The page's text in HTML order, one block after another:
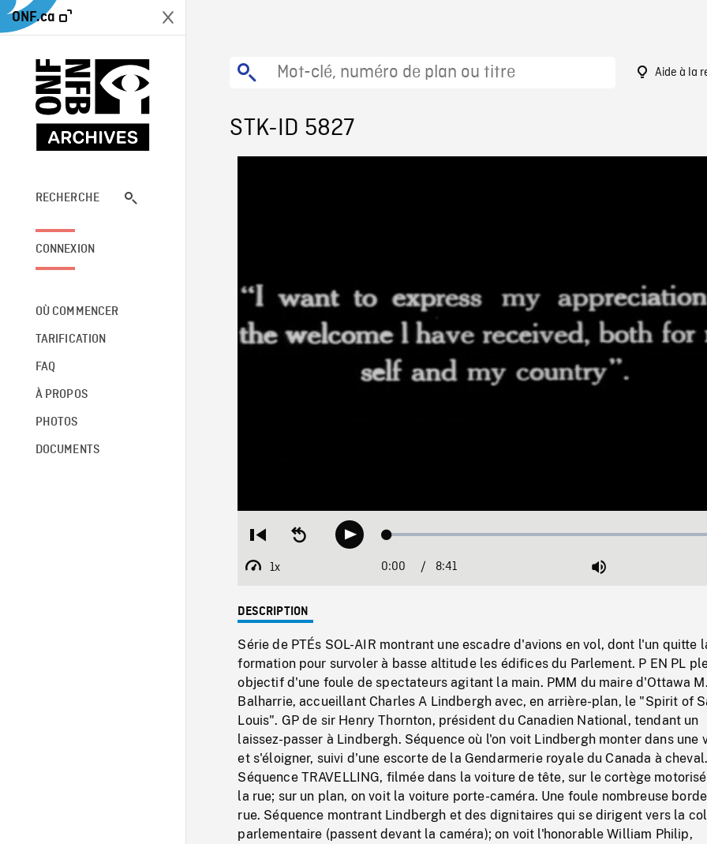
ONF.ca
RECHERCHE
CONNEXION
OÙ COMMENCER
TARIFICATION
FAQ
À PROPOS
PHOTOS
DOCUMENTS
Aide à la
STK-ID 5827
Restart
beginning
Seek
backwardPlay Loaded:
1x
Playback
Current
0:00 / 8:41 Mute
DESCRIPTION
Série de PTÉs SOL-AIR montrant une escadre d'avions en vol, dont l'un quitte
formation pour survoler à basse altitude les édifices du Parlement. P EN PL
objectif d'une foule de spectateurs agitant la main. PMM du maire d'Ottawa M.
Balharrie, accueillant Charles A Lindbergh avec, en arrière-plan, le "Spirit of
Louis". GP de sir Henry Thornton, président du Canadien National, tendant un
laissez-passer à Lindbergh. Séquence où l'on voit Lindbergh monter dans une
et s'éloigner, suivi d'une escorte de la Gendarmerie royale du Canada à cheval.
Séquence TRAVELLING, filmée dans la voiture de tête, sur le cortège
la rue; sur un plan, on voit la voiture porte-caméra. Une foule nombreuse
rue. Séquence montrant Lindbergh et des dignitaires qui se dirigent vers la
parlementaire (passent devant la caméra); on voit l'honorable William Philip,